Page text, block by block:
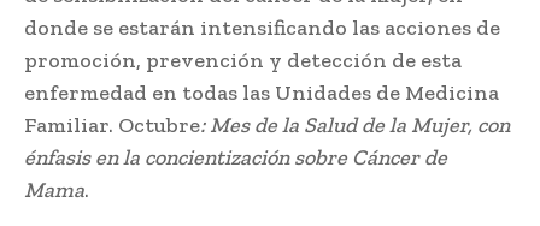
donde se estarán intensificando las acciones de
promoción, prevención y detección de esta
enfermedad en todas las Unidades de Medicina
Familiar. Octubre: Mes de la Salud de la Mujer, con
énfasis en la concientización sobre Cáncer de
Mama.